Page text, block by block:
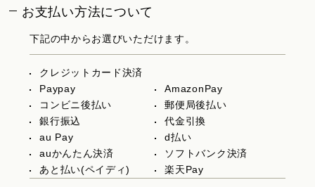
お支払い方法について
下記の中からお選びいただけます。
クレジットカード決済
Paypay
AmazonPay
コンビニ後払い
郵便局後払い
銀行振込
代金引換
au Pay
d払い
auかんたん決済
ソフトバンク決済
あと払い(ペイディ)
楽天Pay